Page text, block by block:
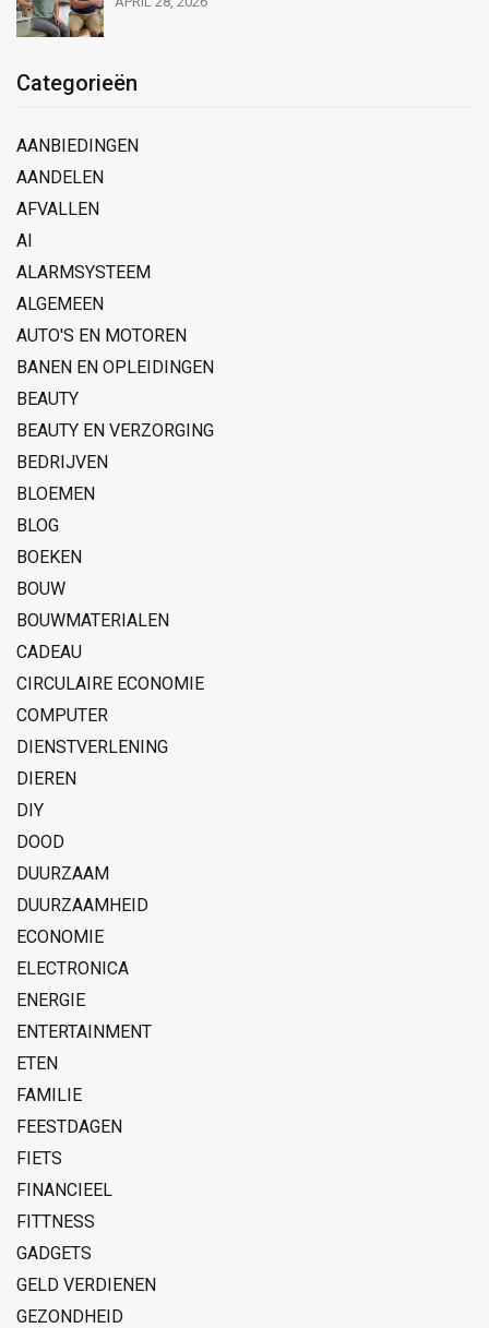
Categorieën
AANBIEDINGEN
AANDELEN
AFVALLEN
AI
ALARMSYSTEEM
ALGEMEEN
AUTO'S EN MOTOREN
BANEN EN OPLEIDINGEN
BEAUTY
BEAUTY EN VERZORGING
BEDRIJVEN
BLOEMEN
BLOG
BOEKEN
BOUW
BOUWMATERIALEN
CADEAU
CIRCULAIRE ECONOMIE
COMPUTER
DIENSTVERLENING
DIEREN
DIY
DOOD
DUURZAAM
DUURZAAMHEID
ECONOMIE
ELECTRONICA
ENERGIE
ENTERTAINMENT
ETEN
FAMILIE
FEESTDAGEN
FIETS
FINANCIEEL
FITTNESS
GADGETS
GELD VERDIENEN
GEZONDHEID